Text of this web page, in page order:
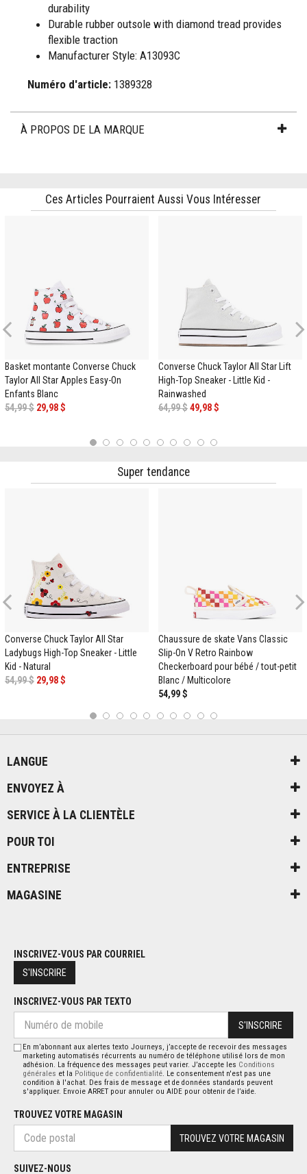
durability
Durable rubber outsole with diamond tread provides
flexible traction
Manufacturer Style: A13093C
Numéro d'article: 1389328
À PROPOS DE LA MARQUE
Ces Articles Pourraient Aussi Vous Intéresser
Previous
Basket montante Converse Chuck
Taylor All Star Apples Easy-On
Enfants Blanc
54,99 $ 29,98 $
Converse Chuck Taylor All Star Lift
High-Top Sneaker - Little Kid -
Rainwashed
64,99 $49,98 $
Super tendance
Previous
Converse Chuck Taylor All Star
Ladybugs High-Top Sneaker - Little
Kid - Natural
54,99 $ 29,98 $
Chaussure de skate Vans Classic
Slip-On V Retro Rainbow
Checkerboard pour bébé / tout-petit
Blanc / Multicolore
54,99 $
LANGUE
ENVOYEZ À
SERVICE À LA CLIENTÈLE
POUR TOI
ENTREPRISE
MAGASINE
INSCRIVEZ-VOUS PAR COURRIEL
S'INSCRIRE
INSCRIVEZ-VOUS PAR TEXTO
S'INSCRIRE
En m’abonnant aux alertes texto Journeys, j’accepte de recevoir des messages
marketing automatisés récurrents au numéro de téléphone utilisé lors de mon
adhésion. La fréquence des messages peut varier. J’accepte les Conditions
générales et la Politique de confidentialité. Le consentement n'est pas une
condition à l'achat. Des frais de message et de données standards peuvent
s'appliquer. Envoie ARRET pour annuler ou AIDE pour obtenir de l’aide.
TROUVEZ VOTRE MAGASIN
TROUVEZ VOTRE MAGASIN
SUIVEZ-NOUS